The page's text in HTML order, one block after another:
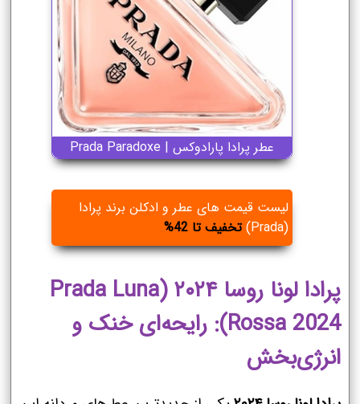
عطر پرادا پارادوکس | Prada Paradoxe
لیست قیمت های عطر و ادکلن برند پرادا
(Prada)
تخفیف تا 42%
پرادا لونا روسا ۲۰۲۴ (Prada Luna
Rossa 2024): رایحه‌ای خنک و
انرژی‌بخش